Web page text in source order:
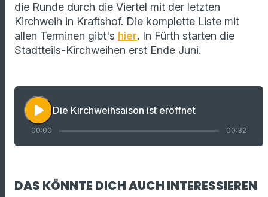
die Runde durch die Viertel mit der letzten
Kirchweih in Kraftshof. Die komplette Liste mit
allen Terminen gibt's hier. In Fürth starten die
Stadtteils-Kirchweihen erst Ende Juni.
play_arrow Die Kirchweihsaison ist eröffnet
00:00 00:32
DAS KÖNNTE DICH AUCH INTERESSIEREN